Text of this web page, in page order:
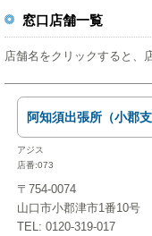
窓口店舗一覧
店舗名をクリックすると、
阿知須出張所（小郡支
アジス
店番:073
〒754-0074
山口市小郡津市1番10号
TEL: 0120-319-017